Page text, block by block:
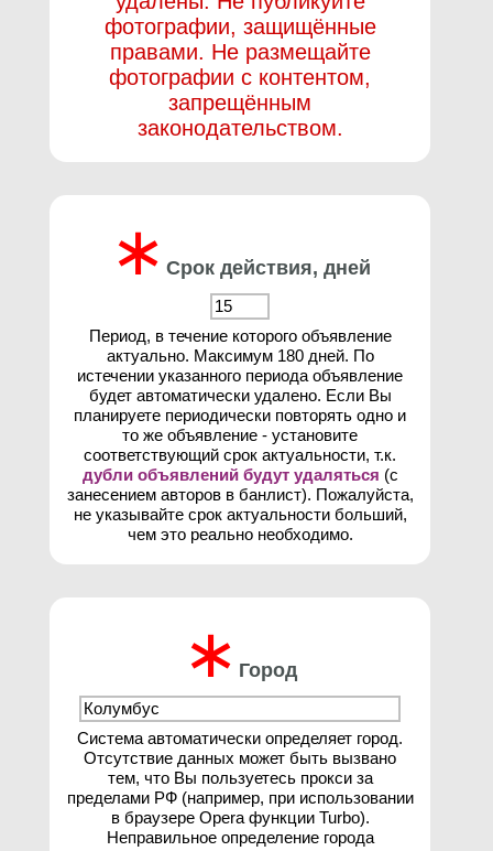
фотографии, защищённые
правами. Не размещайте
фотографии с контентом,
запрещённым
законодательством.
∗ Срок действия, дней
Период, в течение которого объявление
актуально. Максимум 180 дней. По
истечении указанного периода объявление
будет автоматически удалено. Если Вы
планируете периодически повторять одно и
то же объявление - установите
соответствующий срок актуальности, т.к.
дубли объявлений будут удаляться (с
занесением авторов в банлист). Пожалуйста,
не указывайте срок актуальности больший,
чем это реально необходимо.
∗ Город
Система автоматически определяет город.
Отсутствие данных может быть вызвано
тем, что Вы пользуетесь прокси за
пределами РФ (например, при использовании
в браузере Opera функции Turbo).
Неправильное определение города